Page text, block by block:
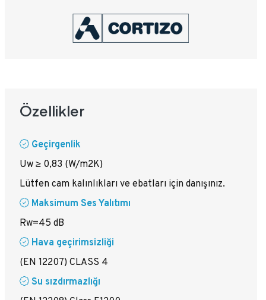
Özellikler
Geçirgenlik
Uw ≥ 0,83 (W/m2K)
Lütfen cam kalınlıkları ve ebatları için danışınız.
Maksimum Ses Yalıtımı
Rw=45 dB
Hava geçirimsizliği
(EN 12207) CLASS 4
Su sızdırmazlığı